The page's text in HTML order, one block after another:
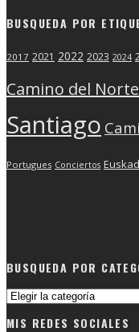
BUSQUEDA POR
2017 2021 2022 2023 2024
Camino del Norte
Santiago
Portugues Conciertos
BUSQUEDA POR
Busqueda
MIS REDES SOCIALES